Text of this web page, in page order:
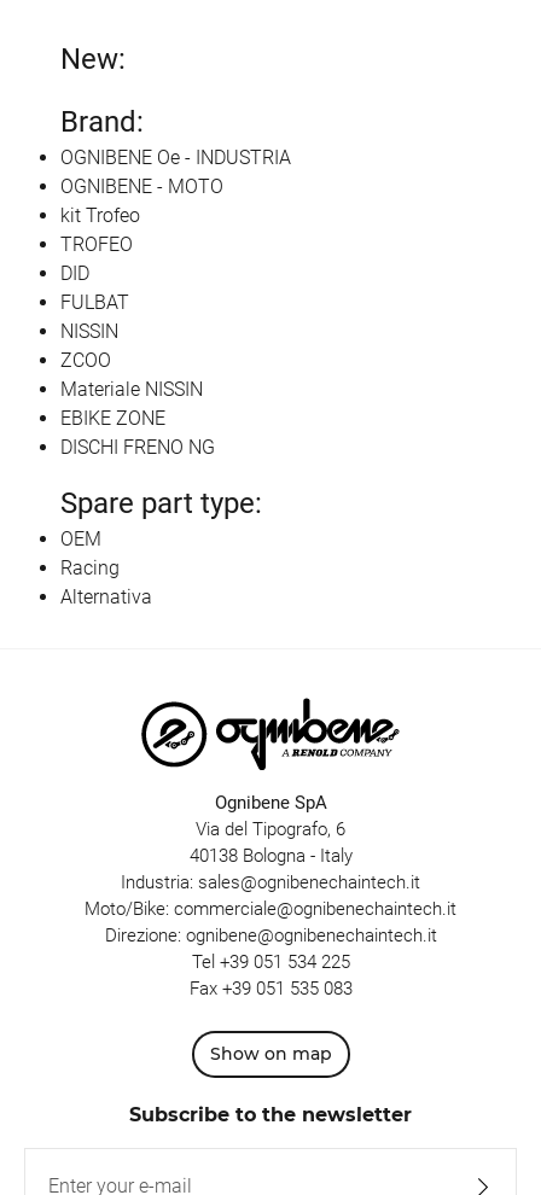
New:
Brand:
OGNIBENE Oe - INDUSTRIA
OGNIBENE - MOTO
kit Trofeo
TROFEO
DID
FULBAT
NISSIN
ZCOO
Materiale NISSIN
EBIKE ZONE
DISCHI FRENO NG
Spare part type:
OEM
Racing
Alternativa
Ognibene SpA
Via del Tipografo, 6
40138 Bologna - Italy
Industria: sales@ognibenechaintech.it
Moto/Bike: commerciale@ognibenechaintech.it
Direzione: ognibene@ognibenechaintech.it
Tel +39 051 534 225
Fax +39 051 535 083
Show on map
Subscribe to the newsletter